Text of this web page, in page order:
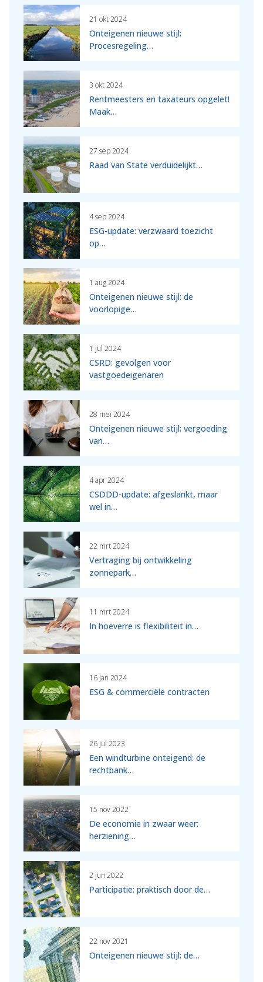
21 okt 2024
Onteigenen nieuwe stijl:
Procesregeling…
3 okt 2024
Rentmeesters en taxateurs opgelet!
Maak…
27 sep 2024
Raad van State verduidelijkt…
4 sep 2024
ESG-update: verzwaard toezicht
op…
1 aug 2024
Onteigenen nieuwe stijl: de
voorlopige…
1 jul 2024
CSRD: gevolgen voor
vastgoedeigenaren
28 mei 2024
Onteigenen nieuwe stijl: vergoeding
van…
4 apr 2024
CSDDD-update: afgeslankt, maar
wel in…
22 mrt 2024
Vertraging bij ontwikkeling
zonnepark…
11 mrt 2024
In hoeverre is flexibiliteit in…
16 jan 2024
ESG & commerciële contracten
26 jul 2023
Een windturbine onteigend: de
rechtbank…
15 nov 2022
De economie in zwaar weer:
herziening…
2 jun 2022
Participatie: praktisch door de…
22 nov 2021
Onteigenen nieuwe stijl: de…